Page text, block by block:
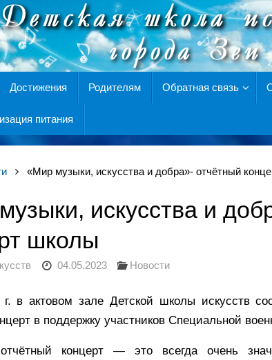
Достижения Родителям Обратная связь
питания
«Мир музыки, искусства и добра»- отчётный
искусства и
школы
04.05.2023 Новости
в актовом зале Детской школы искусств
в поддержку участников Специальной
концерт — это всегда очень